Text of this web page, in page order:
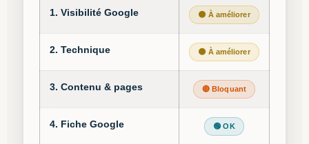
1. Visibilité Google 🟠 À améliorer
2. Technique 🟠 À améliorer
3. Contenu & pages 🔴 Bloquant
4. Fiche Google 🟢 OK